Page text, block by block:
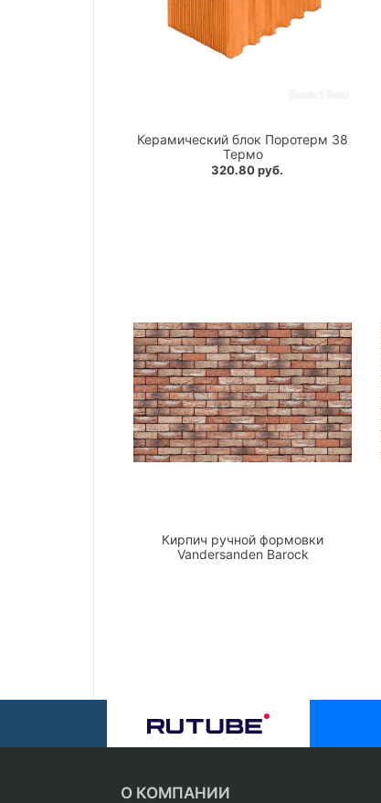
Керамический блок Поротерм 38
Термо
320.80 руб.
Кирпич ручной формовки
Vandersanden Barock
О КОМПАНИИ